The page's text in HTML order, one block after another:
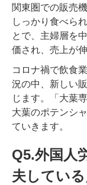
関東圏での販売
しっかり食べら
とで、主婦層を
価され、売上が
コロナ禍で飲食
況の中、新しい
じます。「大葉
大葉のポテンシ
ていきます。
Q5.外国人
夫してい